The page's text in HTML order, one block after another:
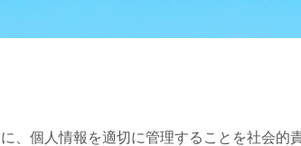
、個人情報を適切に管理することを社会的